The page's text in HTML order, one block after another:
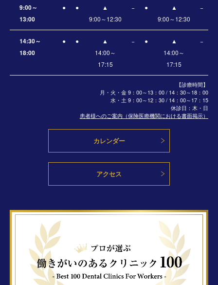
【診療時間】
月・火・金 9：00～13：00 / 14：30～18：00
水・土 9：00～12：30 / 14：00～17：15
休診日：木・日
患者様へのご案内（保険医療機関における書面掲示）
9:00～
13:00
● ●
▲
9:00～12:30
− ●
▲
9:00～12:30
−
14:30～
18:00
● ●
▲
14:00～
17:15
− ●
▲
14:00～
17:15
−
カレンダー
アクセス